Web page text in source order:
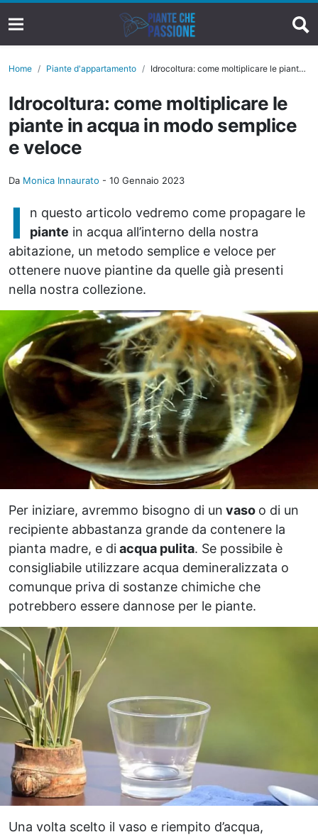
Home Piante d'appartamento Idrocoltura: come moltiplicare le piante in acqua in modo semplice e veloce
Idrocoltura: come moltiplicare le
piante in acqua in modo semplice
e veloce
Da Monica Innaurato - 10 Gennaio 2023
I
n questo articolo vedremo come propagare le
piante in acqua all’interno della nostra
abitazione, un metodo semplice e veloce per
ottenere nuove piantine da quelle già presenti
nella nostra collezione.
Per iniziare, avremmo bisogno di un vaso o di un
recipiente abbastanza grande da contenere la
pianta madre, e diacqua pulita. Se possibile è
consigliabile utilizzare acqua demineralizzata o
comunque priva di sostanze chimiche che
potrebbero essere dannose per le piante.
Una volta scelto il vaso e riempito d’acqua,